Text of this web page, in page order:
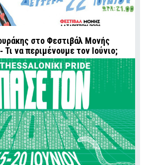
στο Φεστιβάλ Μονής
Τι να περιμένουμε τον Ιούνιο;